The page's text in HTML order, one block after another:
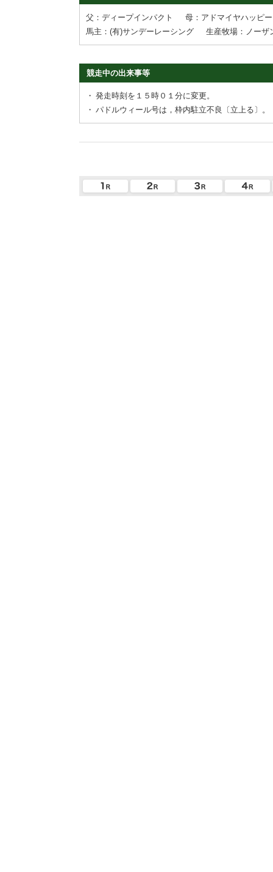
父：ディープインパクト
母：アドマイヤハッピー
馬主：(有)サンデーレーシング
生産牧場：ノーザ
競走中の出来事等
・ 発走時刻を１５時０１分に変更。
・ パドルウィール号は，枠内駐立不良〔立上る〕。